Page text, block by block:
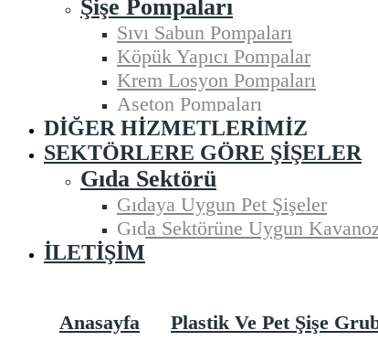
Şişe Pompaları
Sıvı Sabun Pompaları
Köpük Yapıcı Pompalar
Krem Losyon Pompaları
Aseton Pompaları
DIĞER HIZMETLERIMIZ
SEKTÖRLERE GÖRE ŞIŞELER
Gıda Sektörü
Gıdaya Uygun Pet Şişeler
Gıda Sektörüne Uygun
İLETIŞIM
Anasayfa Plastik Ve Pet Şişe